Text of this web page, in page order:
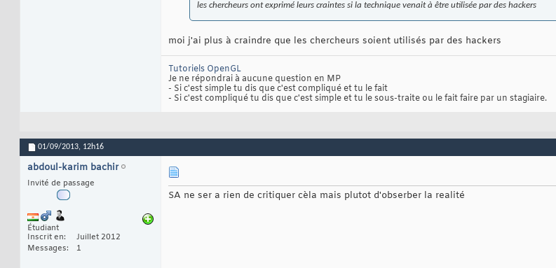
les chercheurs ont exprimé leurs craintes si la technique venait à être utilisée par des hackers
moi j'ai plus à craindre que les chercheurs soient utilisés par des hackers
Tutoriels OpenGL
Je ne répondrai à aucune question en MP
- Si c'est simple tu dis que c'est compliqué et tu le fait
- Si c'est compliqué tu dis que c'est simple et tu le sous-traite ou le fait faire par un stagiaire.
01/09/2013, 12h16
abdoul-karim bachir
Invité de passage
Étudiant
Inscrit en
Juillet 2012
Messages
1
SA ne ser a rien de critiquer cèla mais plutot d'obserber la realité